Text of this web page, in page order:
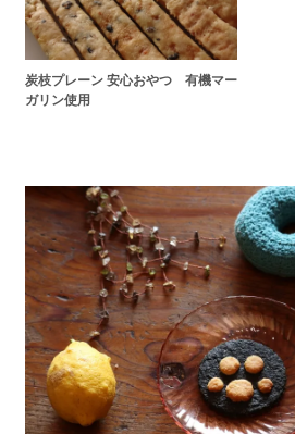
炭枝プレーン 安心おやつ 有機マー
ガリン使用